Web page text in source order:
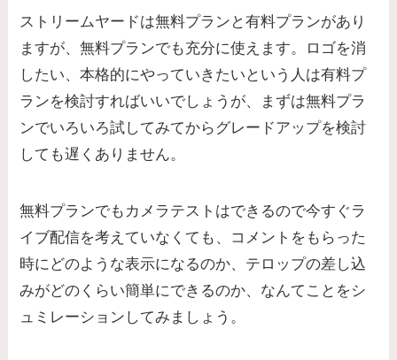
ストリームヤードは無料プランと有料プランがあり
ますが、無料プランでも充分に使えます。ロゴを消
したい、本格的にやっていきたいという人は有料プ
ランを検討すればいいでしょうが、まずは無料プラ
ンでいろいろ試してみてからグレードアップを検討
しても遅くありません。
無料プランでもカメラテストはできるので今すぐラ
イブ配信を考えていなくても、コメントをもらった
時にどのような表示になるのか、テロップの差し込
みがどのくらい簡単にできるのか、なんてことをシ
ュミレーションしてみましょう。